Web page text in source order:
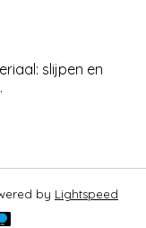
slijpen en
by Lightspeed